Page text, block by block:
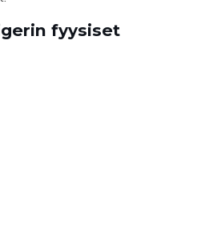
fyysiset